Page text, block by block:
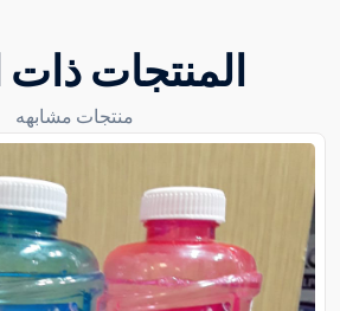
المنتجات ذات
منتجات مشابهه